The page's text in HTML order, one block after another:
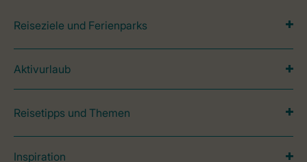
Reiseziele und Ferienparks
Aktivurlaub
Reisetipps und Themen
Inspiration